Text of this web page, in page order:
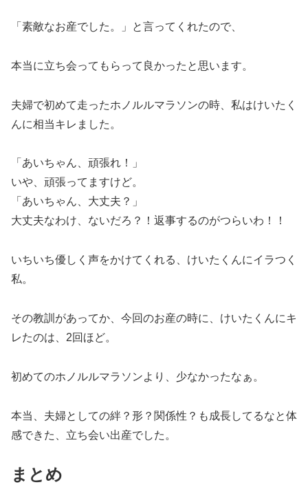
「素敵なお産でした。」と言ってくれたので、
本当に立ち会ってもらって良かったと思います。
夫婦で初めて走ったホノルルマラソンの時、私はけいたく
んに相当キレました。
「あいちゃん、頑張れ！」
いや、頑張ってますけど。
「あいちゃん、大丈夫？」
大丈夫なわけ、ないだろ？！返事するのがつらいわ！！
いちいち優しく声をかけてくれる、けいたくんにイラつく
私。
その教訓があってか、今回のお産の時に、けいたくんにキ
レたのは、2回ほど。
初めてのホノルルマラソンより、少なかったなぁ。
本当、夫婦としての絆？形？関係性？も成長してるなと体
感できた、立ち会い出産でした。
まとめ